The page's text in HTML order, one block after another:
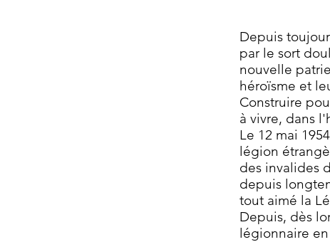
Depuis
par le sort
nouvelle
héroïsme et
Construire
à vivre, dans
Le 12 mai
légion
des invalides
depuis
tout aimé la
Depuis, dès
légionnaire